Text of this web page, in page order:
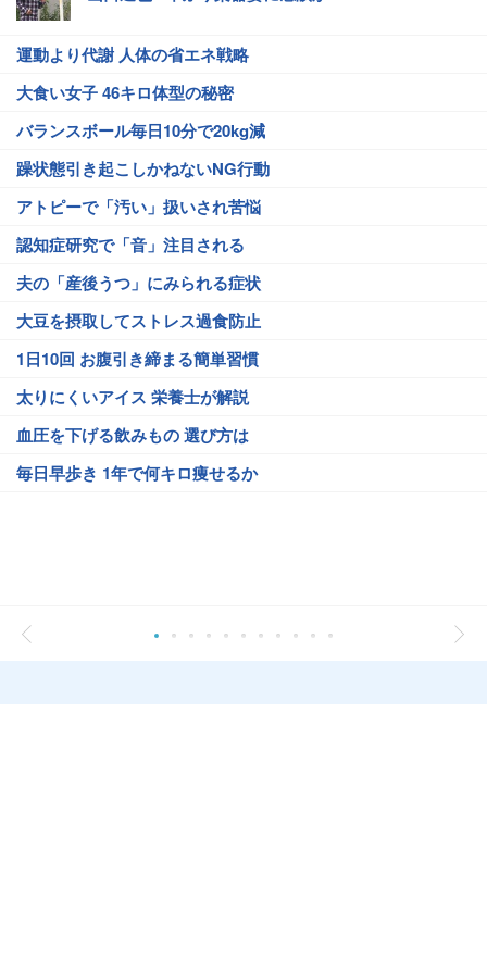
運動より代謝 人体の省エネ戦略
大食い女子 46キロ体型の秘密
バランスボール毎日10分で20kg減
躁状態引き起こしかねないNG行動
アトピーで「汚い」扱いされ苦悩
認知症研究で「音」注目される
夫の「産後うつ」にみられる症状
大豆を摂取してストレス過食防止
1日10回 お腹引き締まる簡単習慣
太りにくいアイス 栄養士が解説
血圧を下げる飲みもの 選び方は
毎日早歩き 1年で何キロ痩せるか